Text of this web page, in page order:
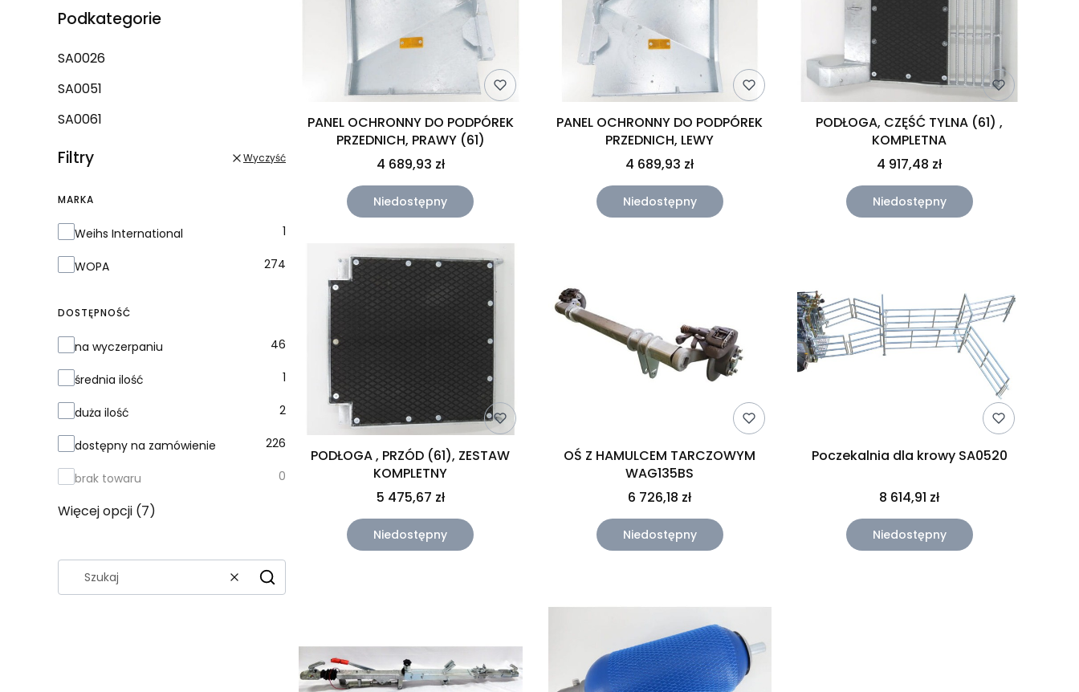
Podkategorie
SA0026
SA0051
SA0061
Filtry Wyczyść
MARKA
Marka
Weihs International 1
WOPA 274
DOSTĘPNOŚĆ
Dostępność
na wyczerpaniu 46
średnia ilość 1
duża ilość 2
dostępny na zamówienie 226
brak towaru 0
Więcej opcji (7)
WyczyśćSzukaj
PANEL OCHRONNY DO PODPÓREK
PRZEDNICH, PRAWY (61)
4 689,93 zł
Niedostępny
PANEL OCHRONNY DO PODPÓREK
PRZEDNICH, LEWY
4 689,93 zł
Niedostępny
PODŁOGA, CZĘŚĆ TYLNA (61) ,
KOMPLETNA
4 917,48 zł
Niedostępny
PODŁOGA , PRZÓD (61), ZESTAW
KOMPLETNY
5 475,67 zł
Niedostępny
OŚ Z HAMULCEM TARCZOWYM
WAG135BS
6 726,18 zł
Niedostępny
Poczekalnia dla krowy SA0520
8 614,91 zł
Niedostępny